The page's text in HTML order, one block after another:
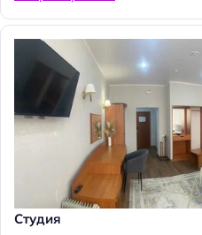
Студия
: